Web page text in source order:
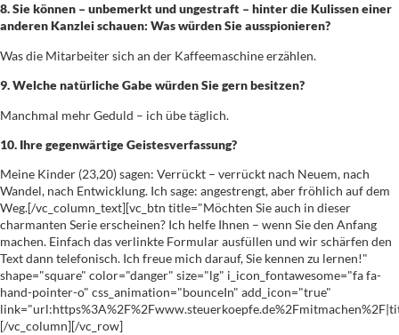
8. Sie können – unbemerkt und ungestraft – hinter die Kulissen einer
anderen Kanzlei schauen: Was würden Sie ausspionieren?
Was die Mitarbeiter sich an der Kaffeemaschine erzählen.
9. Welche natürliche Gabe würden Sie gern besitzen?
Manchmal mehr Geduld – ich übe täglich.
10. Ihre gegenwärtige Geistesverfassung?
Meine Kinder (23,20) sagen: Verrückt – verrückt nach Neuem, nach
Wandel, nach Entwicklung. Ich sage: angestrengt, aber fröhlich auf dem
Weg.[/vc_column_text][vc_btn title="Möchten Sie auch in dieser
charmanten Serie erscheinen? Ich helfe Ihnen – wenn Sie den Anfang
machen. Einfach das verlinkte Formular ausfüllen und wir schärfen den
Text dann telefonisch. Ich freue mich darauf, Sie kennen zu lernen!"
shape="square" color="danger" size="lg" i_icon_fontawesome="fa fa-
hand-pointer-o" css_animation="bounceIn" add_icon="true"
[/vc_column][/vc_row]